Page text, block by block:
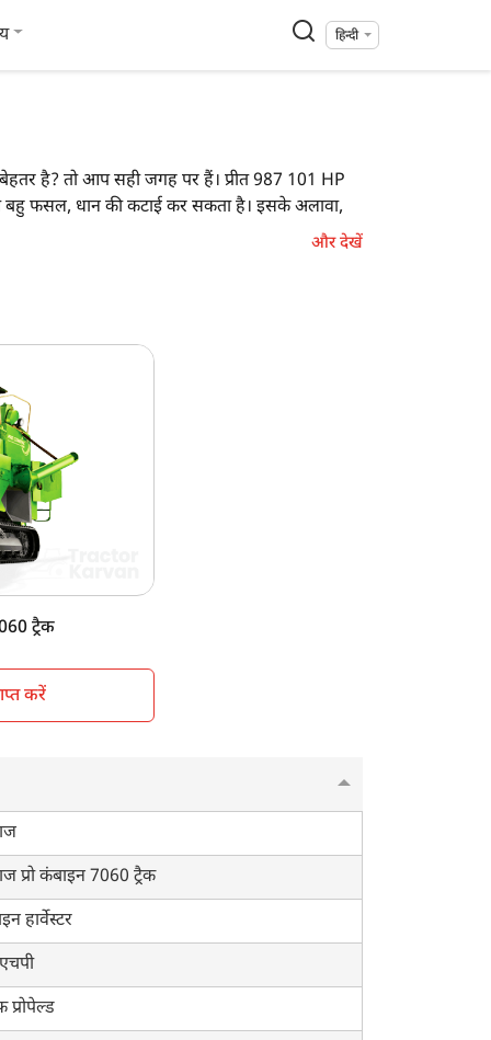
हिन्दी
है? तो आप सही जगह पर हैं। प्रीत 987 101 HP
फसल, धान की कटाई कर सकता है। इसके अलावा,
प्रो कंबाइन 7060 ट्रैक
धान
shade
type
KG
और देखें
ट्रैक
करें
प्रो कंबाइन 7060 ट्रैक
हार्वेस्टर